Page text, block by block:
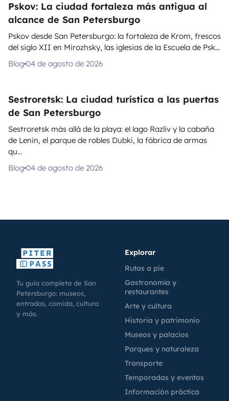
Pskov: La ciudad fortaleza más antigua al
alcance de San Petersburgo
Pskov desde San Petersburgo: la fortaleza de Krom, frescos
del siglo XII en Mirozhsky, las iglesias de la Escuela de Psk...
Blog 04 de agosto de 2026
Sestroretsk: La ciudad turística a las puertas
de San Petersburgo
Sestroretsk más allá de la playa: el lago Razliv y la cabaña
de Lenin, el parque de robles Dubki, la fábrica de armas
qu...
Blog 04 de agosto de 2026
Tu guía completa de San
Petersburgo: museos,
entradas, comida, cultura
y más.
Explorar
Rutas a pie
Gastronomía y
restaurantes
Arte y cultura
Historia y patrimonio
Museos y palacios
Parques y naturaleza
Transporte
Temporadas y eventos
Información práctica